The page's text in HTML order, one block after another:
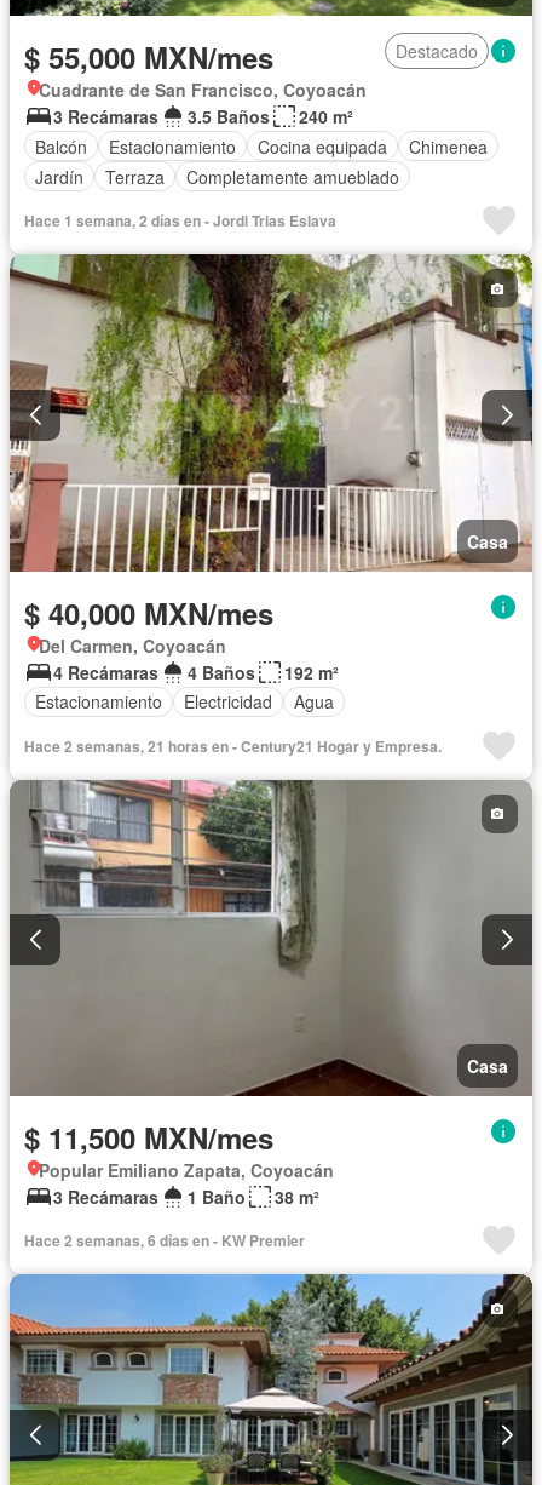
$ 55,000 MXN/mes
Destacado
Cuadrante de San Francisco, Coyoacán
3 Recámaras
3.5 Baños
240 m²
Balcón
Estacionamiento Cocina equipada
Chimenea
Jardín
Terraza Completamente amueblado
Hace 1 semana, 2 días en - Jordi Trias Eslava
Casa
$ 40,000 MXN/mes
Del Carmen, Coyoacán
4 Recámaras
4 Baños
192 m²
Estacionamiento
Electricidad Agua
Hace 2 semanas, 21 horas en - Century21 Hogar y Empresa.
Casa
$ 11,500 MXN/mes
Popular Emiliano Zapata, Coyoacán
3 Recámaras
1 Baño 38 m²
Hace 2 semanas, 6 días en - KW Premier